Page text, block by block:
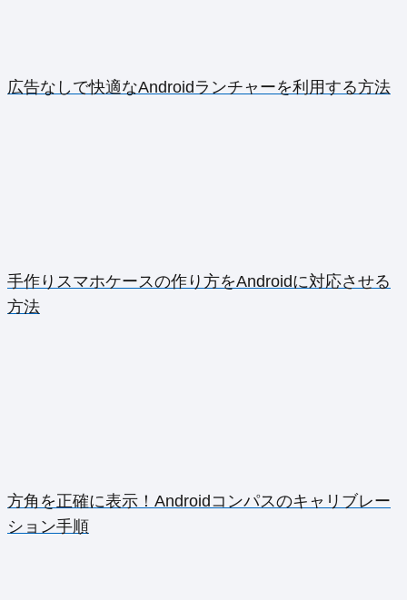
広告なしで快適なAndroidランチャーを利用する方法
手作りスマホケースの作り方をAndroidに対応させる
方法
方角を正確に表示！Androidコンパスのキャリブレー
ション手順